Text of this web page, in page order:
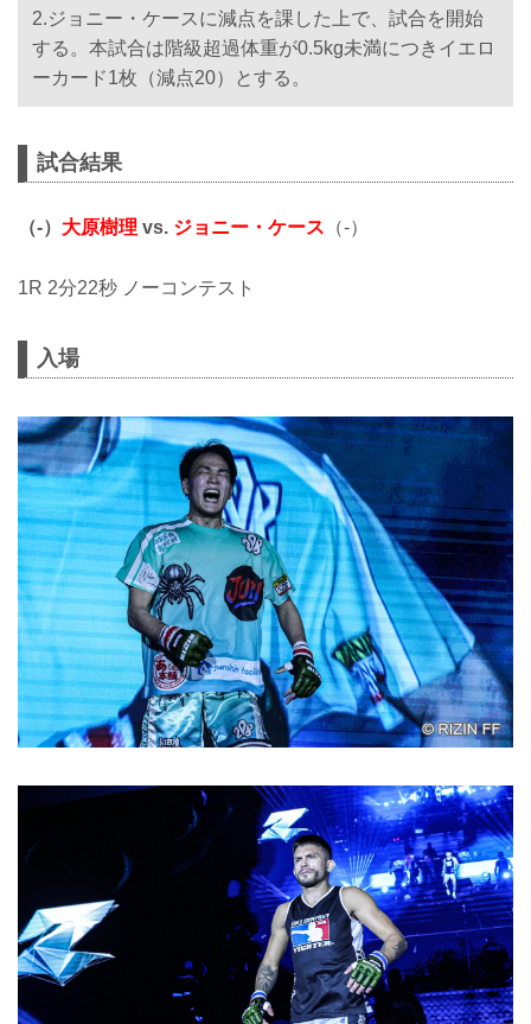
2.ジョニー・ケースに減点を課した上で、試合を開始
する。本試合は階級超過体重が0.5kg未満につきイエロ
ーカード1枚（減点20）とする。
試合結果
（-） 大原樹理 vs. ジョニー・ケース （-）
1R 2分22秒 ノーコンテスト
入場